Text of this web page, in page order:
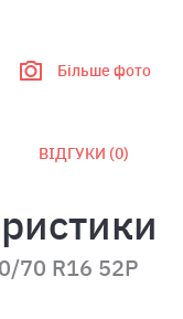
Більше фото
ВІДГУКИ (0)
70 R16 52P